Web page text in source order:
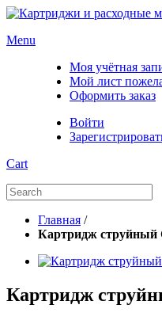
Menu
Моя учётная
Мой лист
Оформить заказ
Войти
Cart
Главная /
Картридж струйный
Картридж